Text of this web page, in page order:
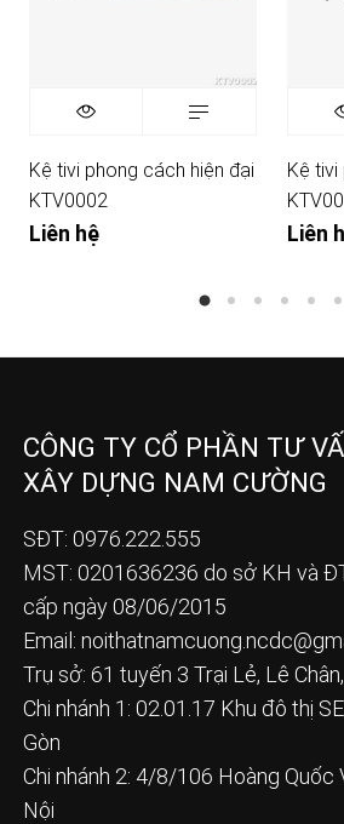
Kệ tivi phong cách hiện đại
KTV0002
Liên hệ
Kệ
Liên
CÔNG TY CỔ PHẦN TƯ
XÂY DỰNG NAM CƯỜNG
SĐT: 0976.222.555
MST: 0201636236 do sở KH và
cấp ngày 08/06/2015
Email:
Trụ sở: 61 tuyến 3 Trại Lẻ, Lê
Chi nhánh 1: 02.01.17 Khu đô thị
Gòn
Chi nhánh 2: 4/8/106 Hoàng Quốc
Nội